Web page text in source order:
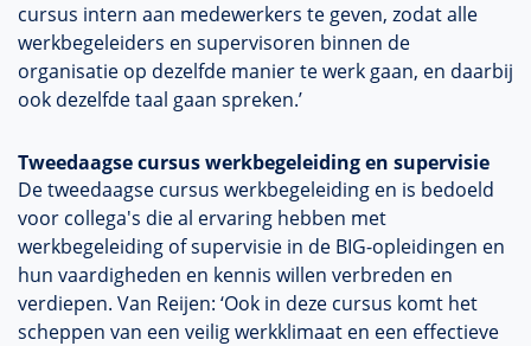
cursus intern aan medewerkers te geven, zodat alle
werkbegeleiders en supervisoren binnen de
organisatie op dezelfde manier te werk gaan, en daarbij
ook dezelfde taal gaan spreken.’
Tweedaagse cursus werkbegeleiding en supervisie
De tweedaagse cursus werkbegeleiding en is bedoeld
voor collega's die al ervaring hebben met
werkbegeleiding of supervisie in de BIG-opleidingen en
hun vaardigheden en kennis willen verbreden en
verdiepen. Van Reijen: ‘Ook in deze cursus komt het
scheppen van een veilig werkklimaat en een effectieve